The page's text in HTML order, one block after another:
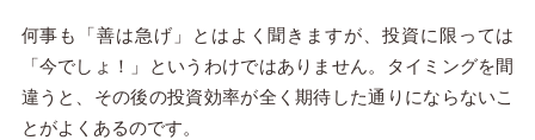
何事も「善は急げ」とはよく聞きますが、投資に限っては
「今でしょ！」というわけではありません。タイミングを間
違うと、その後の投資効率が全く期待した通りにならないこ
とがよくあるのです。